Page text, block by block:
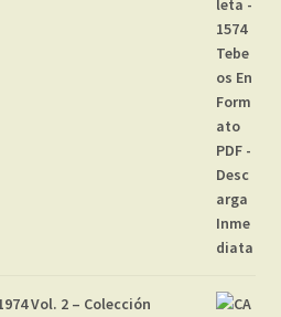
Vol. 2 – Colección